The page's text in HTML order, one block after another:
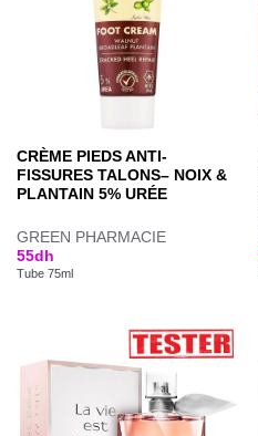
CRÈME PIEDS ANTI-
FISSURES TALONS– NOIX &
PLANTAIN 5% URÉE
GREEN PHARMACIE
55dh
Tube 75ml